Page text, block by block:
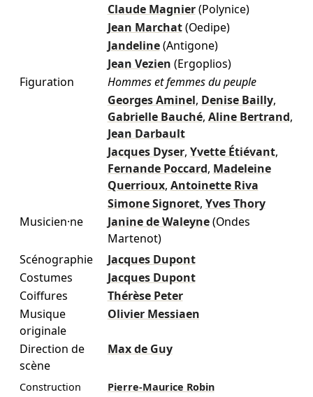
Claude Magnier (Polynice)
Jean Marchat (Oedipe)
Jandeline (Antigone)
Jean Vezien (Ergoplios)
Figuration
Hommes et femmes du peuple
Georges Aminel, Denise Bailly,
Gabrielle Bauché, Aline Bertrand,
Jean Darbault
Jacques Dyser, Yvette Étiévant,
Fernande Poccard, Madeleine
Querrioux, Antoinette Riva
Simone Signoret, Yves Thory
Musicien·ne
Janine de Waleyne (Ondes
Martenot)
Scénographie
Jacques Dupont
Costumes
Jacques Dupont
Coiffures
Thérèse Peter
Musique
originale
Olivier Messiaen
Direction de
scène
Max de Guy
Construction
Pierre-Maurice Robin